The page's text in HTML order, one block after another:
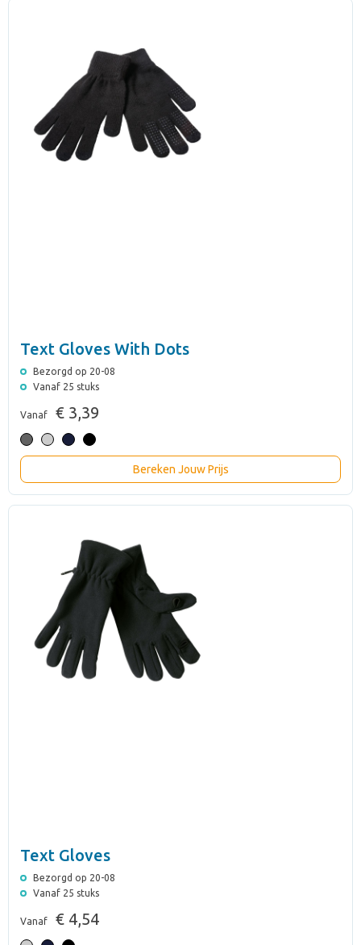
Text Gloves With Dots
Bezorgd op 20-08
Vanaf 25 stuks
Vanaf € 3,39
Bereken Jouw Prijs
Text Gloves
Bezorgd op 20-08
Vanaf 25 stuks
Vanaf € 4,54